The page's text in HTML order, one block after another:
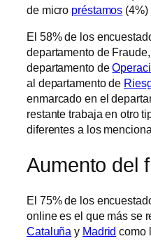
de micro préstamos (4%)
El 58% de los
departamento de
departamento de
al departamento de
enmarcado en el
restante trabaja en otro
diferentes a los
Aumento del
El 75% de los
online es el que más se
Cataluña y Madrid como